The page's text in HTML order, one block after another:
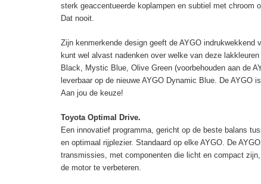
sterk geaccentueerde koplampen en subtiel met chroom
Dat nooit.
Zijn kenmerkende design geeft de AYGO
kunt wel alvast nadenken over welke van deze
Black, Mystic Blue, Olive Green (voorbehouden aan de
leverbaar op de nieuwe AYGO Dynamic Blue. De AYGO
Aan jou de keuze!
Toyota Optimal Drive.
Een innovatief programma, gericht op de beste balans
en optimaal rijplezier. Standaard op elke AYGO. De
transmissies, met componenten die licht en compact
de motor te verbeteren.